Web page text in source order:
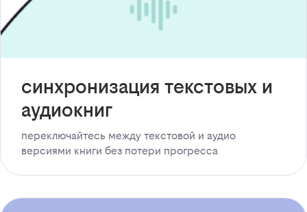
синхронизация текстовых и
аудиокниг
переключайтесь между текстовой и аудио
версиями книги без потери прогресса